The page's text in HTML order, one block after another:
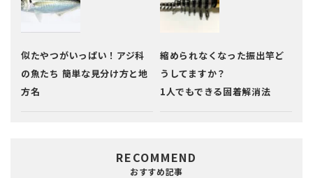
似たやつがいっぱい！アジ科
の魚たち 簡単な見分け方と地
方名
縮められなくなった振出竿ど
うしてますか？
1人でもできる固着解消法
RECOMMEND
おすすめ記事